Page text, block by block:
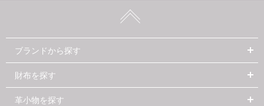
ブランドから探す
財布を探す
革小物を探す